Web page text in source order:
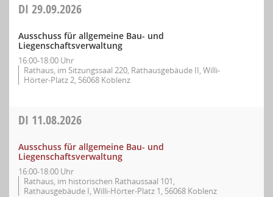
DI 29.09.2026
Ausschuss für allgemeine Bau- und
Liegenschaftsverwaltung
16:00-18:00 Uhr
Rathaus, im Sitzungssaal 220, Rathausgebäude II, Willi-
Hörter-Platz 2, 56068 Koblenz
DI 11.08.2026
Ausschuss für allgemeine Bau- und
Liegenschaftsverwaltung
16:00-18:00 Uhr
Rathaus, im historischen Rathaussaal 101,
Rathausgebäude I, Willi-Hörter-Platz 1, 56068 Koblenz